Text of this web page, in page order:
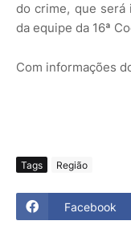
do crime, que será
da equipe da 16ª
Com informações
Tags Região
Facebook